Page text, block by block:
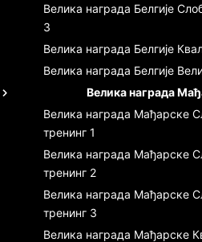
Велика награда Белгије
3
Велика награда Белгије
Велика награда Белгије
Велика награда
Велика награда Мађарске
тренинг 1
Велика награда Мађарске
тренинг 2
Велика награда Мађарске
тренинг 3
Велика награда Мађарске